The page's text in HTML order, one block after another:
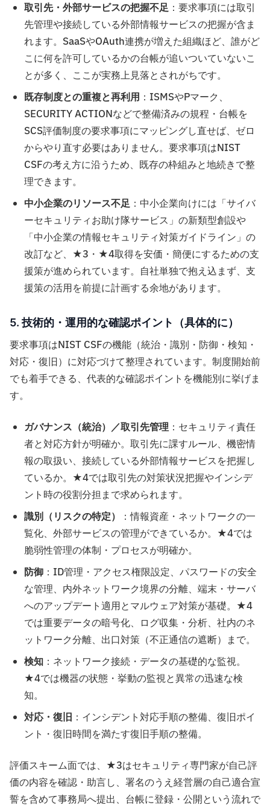
取引先・外部サービスの把握不足 ：要求事項には取引
先管理や接続している外部情報サービスの把握が含ま
れます。SaaSやOAuth連携が増えた組織ほど、誰がど
こに何を許可しているかの台帳が追いついていないこ
とが多く、ここが実務上見落とされがちです。
既存制度との重複と再利用 ：ISMSやPマーク、
SECURITY ACTIONなどで整備済みの規程・台帳を
SCS評価制度の要求事項にマッピングし直せば、ゼロ
からやり直す必要はありません。要求事項はNIST
CSFの考え方に沿うため、既存の枠組みと地続きで整
理できます。
中小企業のリソース不足 ：中小企業向けには「サイバ
ーセキュリティお助け隊サービス」の新類型創設や
「中小企業の情報セキュリティ対策ガイドライン」の
改訂など、★3・★4取得を安価・簡便にするための支
援策が進められています。自社単独で抱え込まず、支
援策の活用を前提に計画する余地があります。
5. 技術的・運用的な確認ポイント（具体的に）
要求事項はNIST CSFの機能（統治・識別・防御・検知・
対応・復旧）に対応づけて整理されています。制度開始前
でも着手できる、代表的な確認ポイントを機能別に挙げま
す。
ガバナンス（統治）／取引先管理：セキュリティ責任
者と対応方針が明確か。取引先に課すルール、機密情
報の取扱い、接続している外部情報サービスを把握し
ているか。★4では取引先の対策状況把握やインシデ
ント時の役割分担まで求められます。
識別（リスクの特定）
：情報資産・ネットワークの一
覧化、外部サービスの管理ができているか。★4では
脆弱性管理の体制・プロセスが明確か。
防御 ：ID管理・アクセス権限設定、パスワードの安全
な管理、内外ネットワーク境界の分離、端末・サーバ
へのアップデート適用とマルウェア対策が基礎。★4
では重要データの暗号化、ログ収集・分析、社内のネ
ットワーク分離、出口対策（不正通信の遮断）まで。
検知 ：ネットワーク接続・データの基礎的な監視。
★4では機器の状態・挙動の監視と異常の迅速な検
知。
対応・復旧 ：インシデント対応手順の整備、復旧ポイ
ント・復旧時間を満たす復旧手順の整備。
評価スキーム面では、★3はセキュリティ専門家が自己評
価の内容を確認・助言し、署名のうえ経営層の自己適合宣
誓を含めて事務局へ提出、台帳に登録・公開という流れで